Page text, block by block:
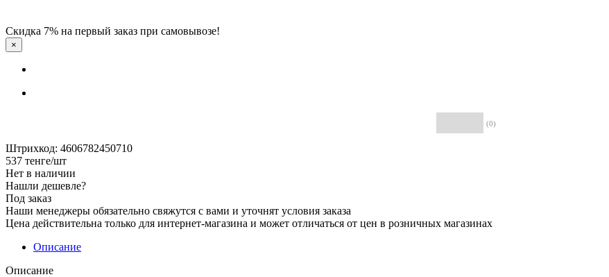
Скидка 7% на первый заказ при самовывозе!
×
(0)
Штрихкод: 4606782450710
537 тенге/шт
Нет в наличии
Нашли дешевле?
Под заказ
Наши менеджеры обязательно свяжутся с вами и уточнят условия заказа
Цена действительна только для интернет-магазина и может отличаться от цен в розничных магазинах
Описание
Описание